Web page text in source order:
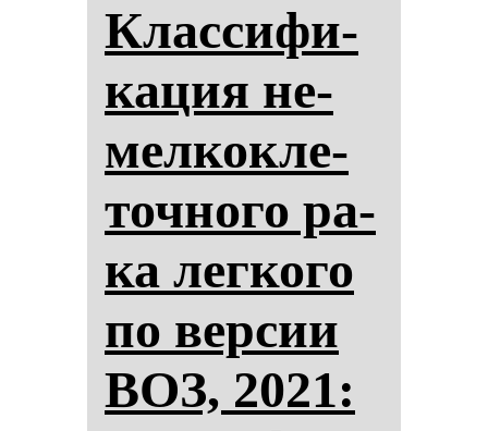
Клас­си­фи­
ка­ция не­
мел­кок­ле­
точ­но­го ра­
ка лег­ко­го
по вер­сии
ВОЗ, 2021: